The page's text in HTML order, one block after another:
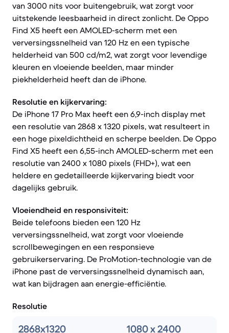
van 3000 nits voor buitengebruik, wat zorgt voor
uitstekende leesbaarheid in direct zonlicht. De Oppo
Find X5 heeft een AMOLED-scherm met een
verversingssnelheid van 120 Hz en een typische
helderheid van 500 cd/m2, wat zorgt voor levendige
kleuren en vloeiende beelden, maar minder
piekhelderheid heeft dan de iPhone.
Resolutie en kijkervaring:
De iPhone 17 Pro Max heeft een 6,9-inch display met
een resolutie van 2868 x 1320 pixels, wat resulteert in
een hoge pixeldichtheid en scherpe beelden. De Oppo
Find X5 heeft een 6,55-inch AMOLED-scherm met een
resolutie van 2400 x 1080 pixels (FHD+), wat een
heldere en gedetailleerde kijkervaring biedt voor
dagelijks gebruik.
Vloeiendheid en responsiviteit:
Beide telefoons bieden een 120 Hz
verversingssnelheid, wat zorgt voor vloeiende
scrollbewegingen en een responsieve
gebruikerservaring. De ProMotion-technologie van de
iPhone past de verversingssnelheid dynamisch aan,
wat kan bijdragen aan energie-efficiëntie.
Resolutie
2868x1320 1080 x 2400